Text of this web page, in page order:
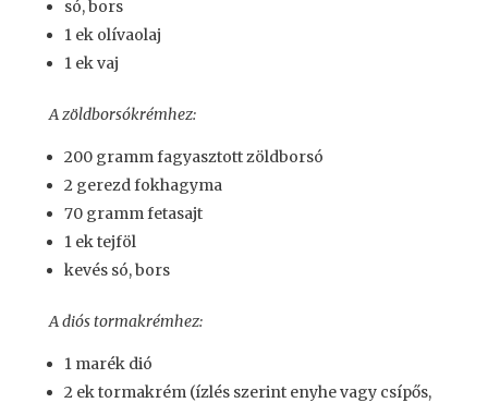
só, bors
1 ek olívaolaj
1 ek vaj
A zöldborsókrémhez:
200 gramm fagyasztott zöldborsó
2 gerezd fokhagyma
70 gramm fetasajt
1 ek tejföl
kevés só, bors
A diós tormakrémhez:
1 marék dió
2 ek tormakrém (ízlés szerint enyhe vagy csípős,